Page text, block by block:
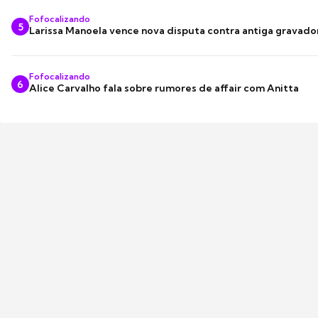
5
Fofocalizando
Larissa Manoela vence nova disputa contra antiga
6
Fofocalizando
Alice Carvalho fala sobre rumores de affair com Anitta